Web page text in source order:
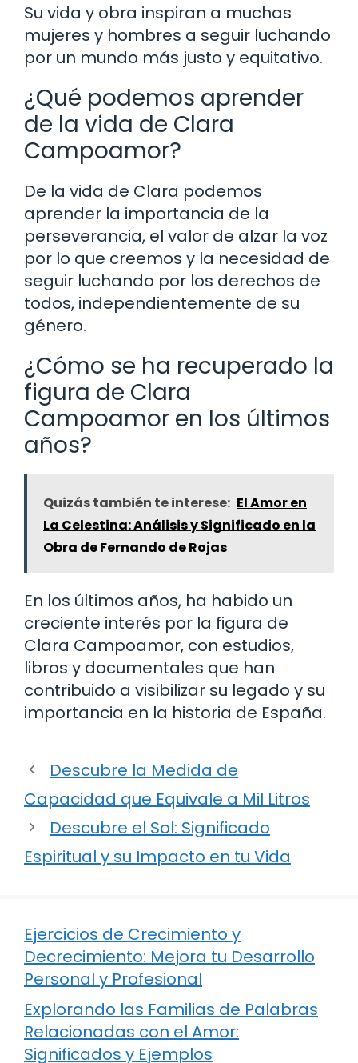
Su vida y obra inspiran a muchas
mujeres y hombres a seguir luchando
por un mundo más justo y equitativo.
¿Qué podemos aprender
de la vida de Clara
Campoamor?
De la vida de Clara podemos
aprender la importancia de la
perseverancia, el valor de alzar la voz
por lo que creemos y la necesidad de
seguir luchando por los derechos de
todos, independientemente de su
género.
¿Cómo se ha recuperado la
figura de Clara
Campoamor en los últimos
años?
Quizás también te interese: El Amor en
La Celestina: Análisis y Significado en la
Obra de Fernando de Rojas
En los últimos años, ha habido un
creciente interés por la figura de
Clara Campoamor, con estudios,
libros y documentales que han
contribuido a visibilizar su legado y su
importancia en la historia de España.
Descubre la Medida de
Capacidad que Equivale a Mil Litros
Descubre el Sol: Significado
Espiritual y su Impacto en tu Vida
Ejercicios de Crecimiento y
Decrecimiento: Mejora tu Desarrollo
Personal y Profesional
Explorando las Familias de Palabras
Relacionadas con el Amor:
Significados y Ejemplos